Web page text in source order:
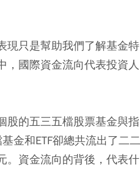
現只是幫助我們了解基金特
，國際資金流向代表投資人
股的五三五檔股票基金與指
金和ETF卻總共流出了二二
。資金流向的背後，代表什